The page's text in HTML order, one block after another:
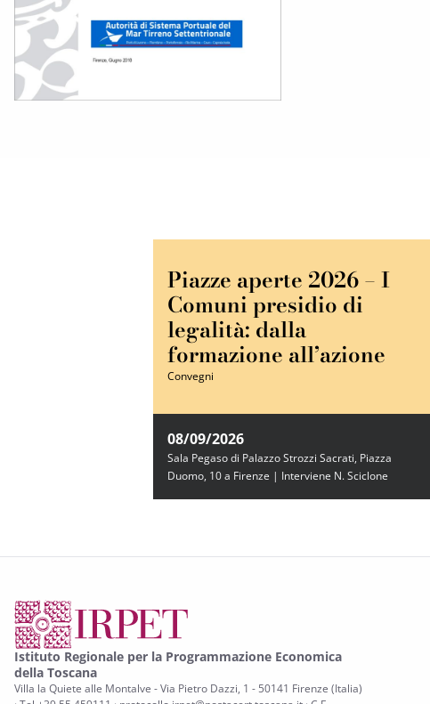
Piazze aperte 2026 – I
Comuni presidio di
legalità: dalla
formazione all’azione
Convegni
08/09/2026
Sala Pegaso di Palazzo Strozzi Sacrati, Piazza
Duomo, 10 a Firenze | Interviene N. Sciclone
Istituto Regionale per la Programmazione Economica
della Toscana
Villa la Quiete alle Montalve - Via Pietro Dazzi, 1 - 50141 Firenze (Italia)